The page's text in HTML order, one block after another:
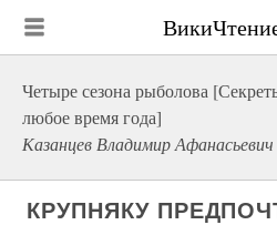
Четыре сезона рыболова
любое время года]
Казанцев Владимир Афанасьевич
КРУПНЯКУ